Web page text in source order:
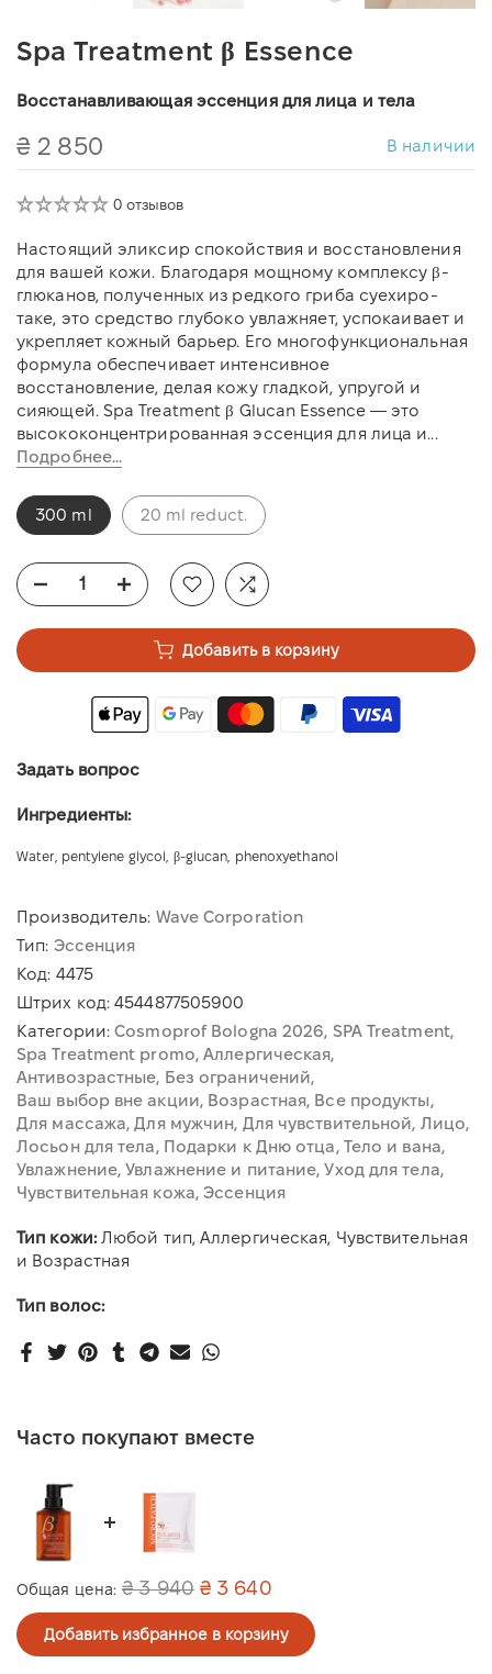
Spa Treatment β Essence
Восстанавливающая эссенция для лица и тела
₴ 2 850 В наличии
0 отзывов
Настоящий эликсир спокойствия и восстановления
для вашей кожи. Благодаря мощному комплексу β-
глюканов, полученных из редкого гриба суехиро-
таке, это средство глубоко увлажняет, успокаивает и
укрепляет кожный барьер. Его многофункциональная
формула обеспечивает интенсивное
восстановление, делая кожу гладкой, упругой и
сияющей. Spa Treatment β Glucan Essence — это
высококонцентрированная эссенция для лица и...
Подробнее...
300 ml 20 ml reduct.
Добавить в корзину
Задать вопрос
Ингредиенты:
Water, pentylene glycol, β-glucan, phenoxyethanol
Производитель: Wave Corporation
Тип: Эссенция
Код: 4475
Штрих код:4544877505900
Категории:Cosmoprof Bologna 2026 SPA Treatment
Spa Treatment promo Аллергическая
Антивозрастные Без ограничений
Ваш выбор вне акции Возрастная Все продукты
Для массажа Для мужчин Для чувствительной Лицо
Лосьон для тела Подарки к Дню отца Тело и вана
Увлажнение Увлажнение и питание Уход для тела
Чувствительная кожа Эссенция
Тип кожи:Любой тип, Аллергическая, Чувствительная
и Возрастная
Тип волос:
Часто покупают вместе
Общая цена: ₴ 3 940 ₴ 3 640
Добавить избранное в корзину